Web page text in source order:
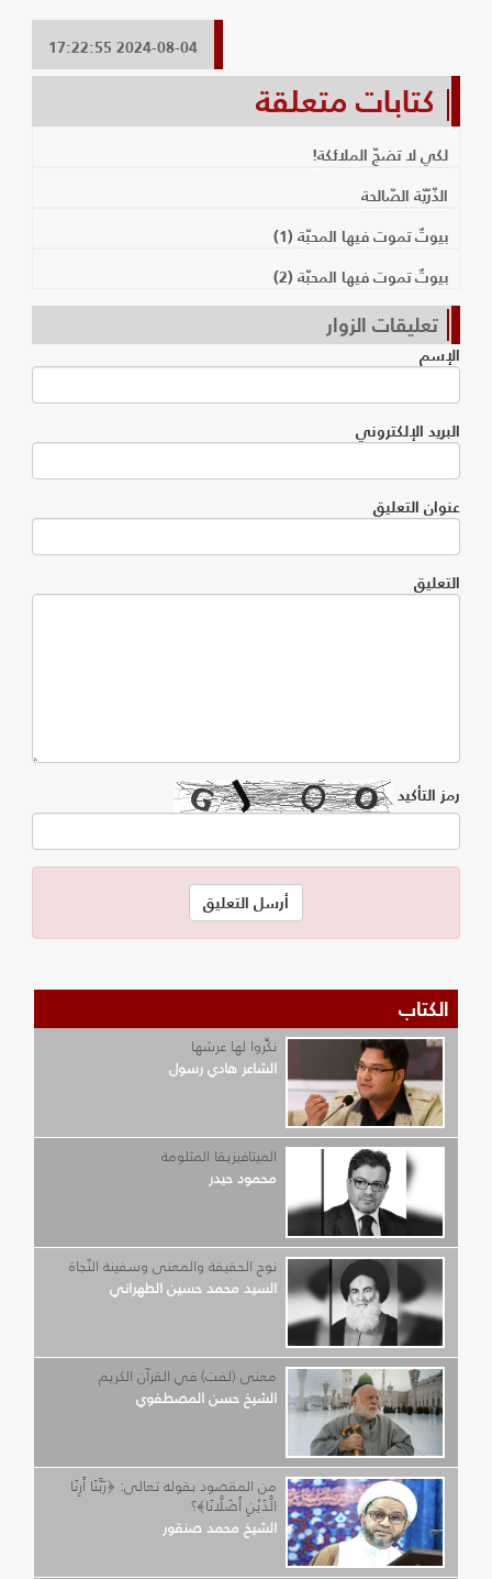
2024-08-04 17:22:55
كتابات متعلقة
لكي لا تضجّ الملائكة!
الذّرّيّة الصّالحة
بيوتٌ تموت فيها المحبّة (1)
بيوتٌ تموت فيها المحبّة (2)
تعليقات الزوار
الإسم
البريد الإلكتروني
عنوان التعليق
التعليق
رمز التأكيد
الكتاب
نكِّروا لها عرشها
الشاعر هادي رسول
الميتافيزيقا المثلومة
محمود حيدر
نوح الحقيقة والمعنى وسفينة النّجاة
السيد محمد حسين الطهراني
معنى (لفت) في القرآن الكريم
الشيخ حسن المصطفوي
من المقصود بقوله تعالى: ﴿رَبَّنَا أَرِنَا
الَّذَيْنِ أَضَلَّانَا﴾؟
الشيخ محمد صنقور